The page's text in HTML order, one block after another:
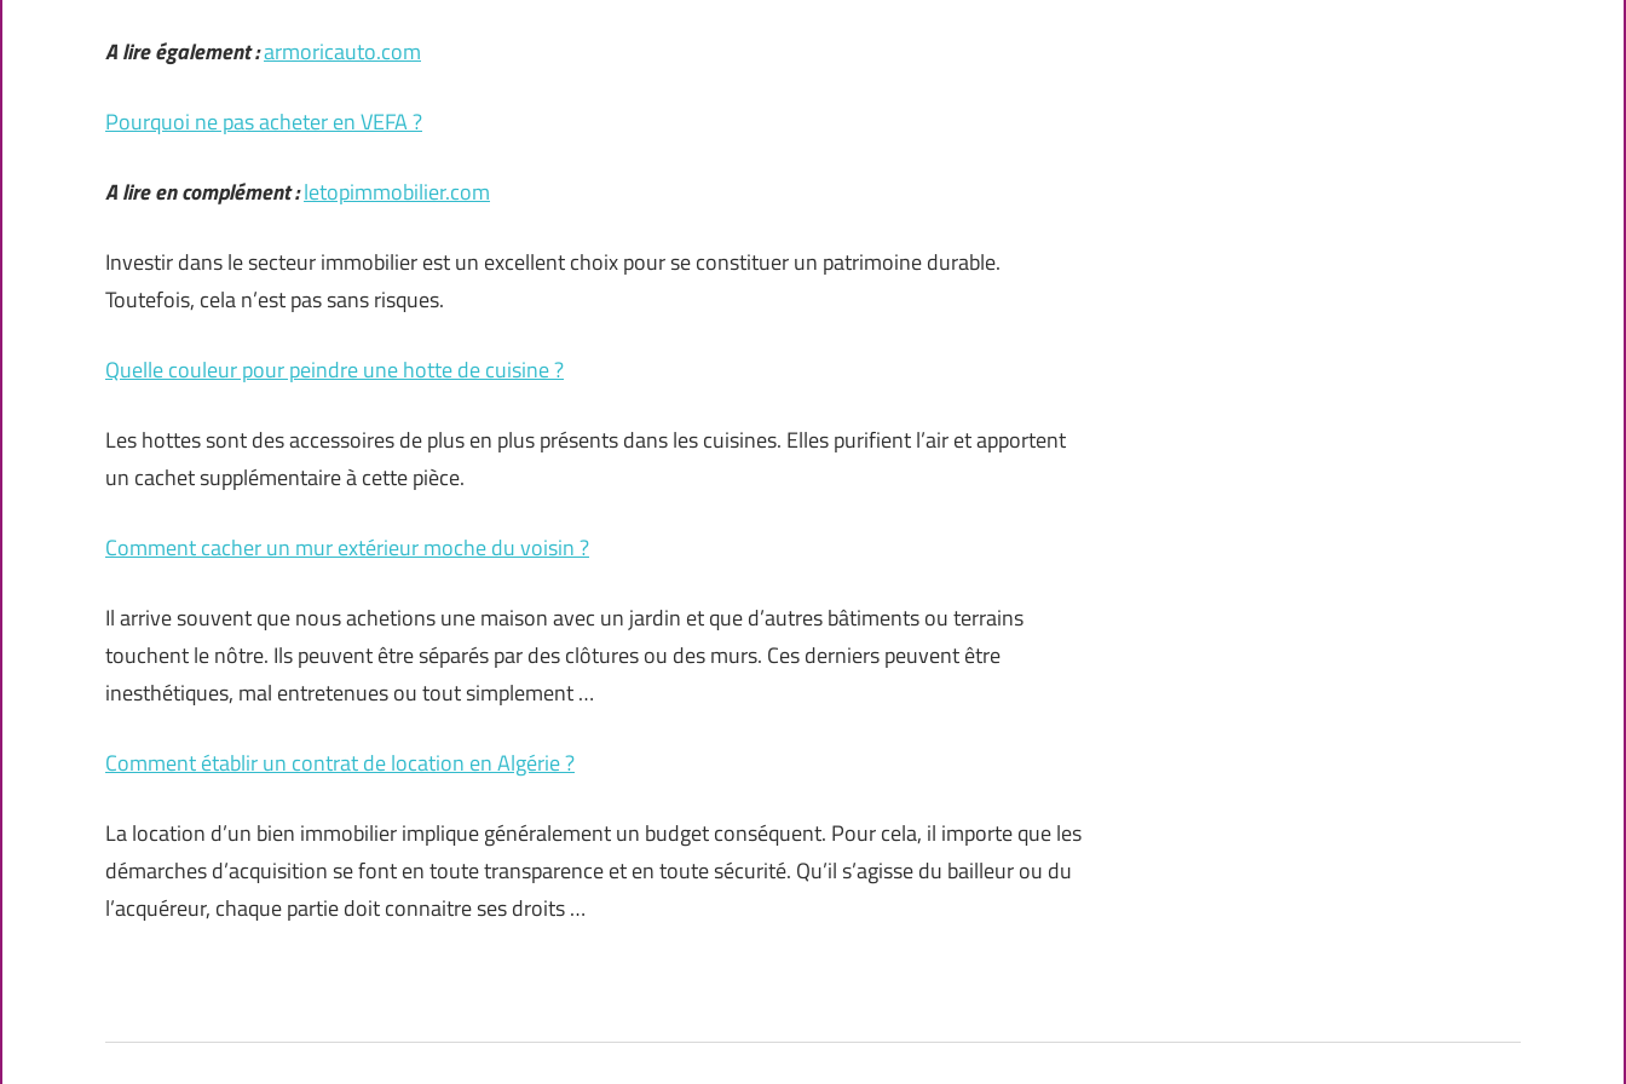
A lire également :armoricauto.com
Pourquoi ne pas acheter en VEFA ?
A lire en complément :letopimmobilier.com
Investir dans le secteur immobilier est un excellent choix pour se constituer un patrimoine durable.
Toutefois, cela n’est pas sans risques.
Quelle couleur pour peindre une hotte de cuisine ?
Les hottes sont des accessoires de plus en plus présents dans les cuisines. Elles purifient l’air et apportent
un cachet supplémentaire à cette pièce.
Comment cacher un mur extérieur moche du voisin ?
Il arrive souvent que nous achetions une maison avec un jardin et que d’autres bâtiments ou terrains
touchent le nôtre. Ils peuvent être séparés par des clôtures ou des murs. Ces derniers peuvent être
inesthétiques, mal entretenues ou tout simplement …
Comment établir un contrat de location en Algérie ?
La location d’un bien immobilier implique généralement un budget conséquent. Pour cela, il importe que les
démarches d’acquisition se font en toute transparence et en toute sécurité. Qu’il s’agisse du bailleur ou du
l’acquéreur, chaque partie doit connaitre ses droits …